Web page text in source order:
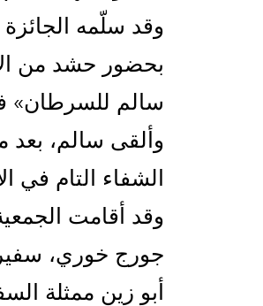
وقد سلّمه
بحضور حشد من
سالم للسرطان»
وألقى سالم، بعد
الشفاء التام في
وقد أقامت
جورج خوري، سفير
أبو زين ممثلة